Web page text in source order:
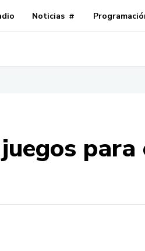
Noticias
para